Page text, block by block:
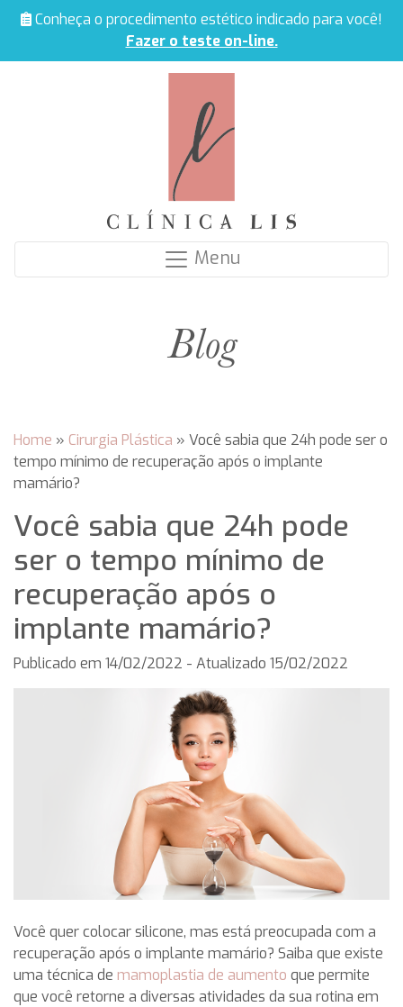
Conheça o procedimento estético indicado para você!
Fazer o teste on-line.
Menu
Blog
Home » Cirurgia Plástica » Você sabia que 24h pode ser o
tempo mínimo de recuperação após o implante
mamário?
Você sabia que 24h pode
ser o tempo mínimo de
recuperação após o
implante mamário?
Publicado em 14/02/2022 - Atualizado 15/02/2022
Você quer colocar silicone, mas está preocupada com a
recuperação após o implante mamário? Saiba que existe
uma técnica de mamoplastia de aumento que permite
que você retorne a diversas atividades da sua rotina em